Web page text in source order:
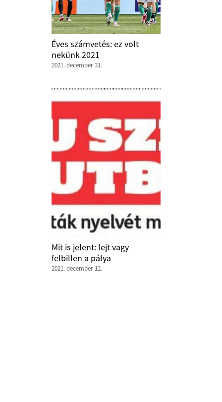
Éves számvetés: ez volt
nekünk 2021
2021. december 31.
Mit is jelent: lejt vagy
felbillen a pálya
2021. december 12.